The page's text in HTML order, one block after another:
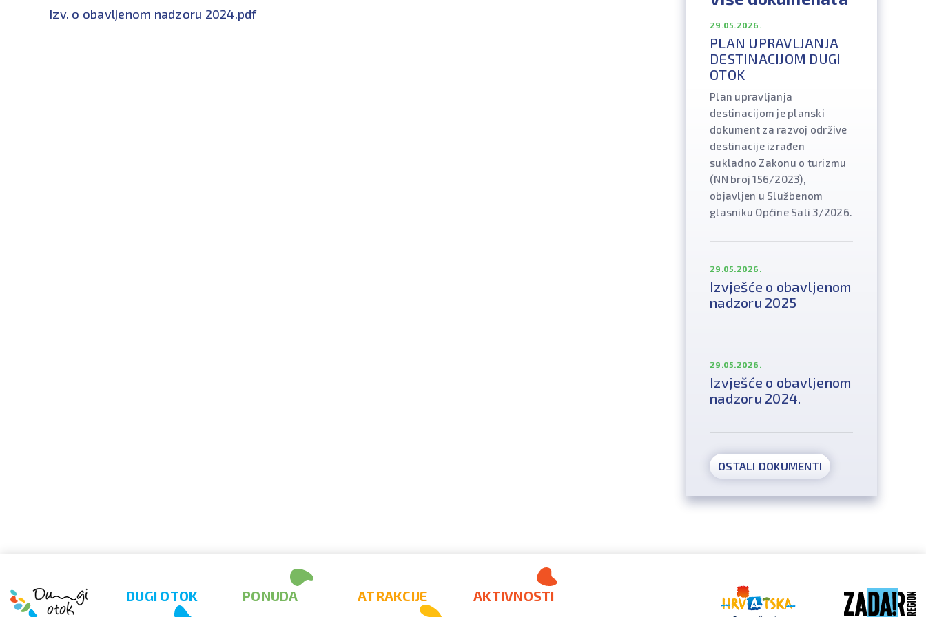
Izv. o obavljenom nadzoru 2024.pdf
29.05.2026.
PLAN UPRAVLJANJA
DESTINACIJOM DUGI
OTOK
Plan upravljanja
destinacijom je planski
dokument za razvoj održive
destinacije izrađen
sukladno Zakonu o turizmu
(NN broj 156/2023),
objavljen u Službenom
glasniku Općine Sali 3/2026.
29.05.2026.
Izvješće o obavljenom
nadzoru 2025
29.05.2026.
Izvješće o obavljenom
nadzoru 2024.
OSTALI DOKUMENTI
DUGI OTOK PONUDA ATRAKCIJE AKTIVNOSTI